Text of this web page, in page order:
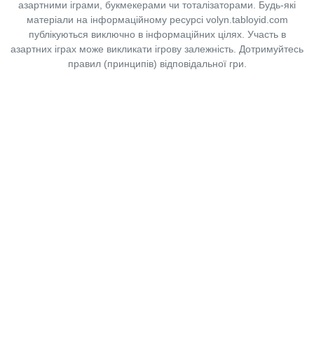
азартними іграми, букмекерами чи тоталізаторами. Будь-які
матеріали на інформаційному ресурсі volyn.tabloyid.com
публікуються виключно в інформаційних цілях. Участь в
азартних іграх може викликати ігрову залежність. Дотримуйтесь
правил (принципів) відповідальної гри.